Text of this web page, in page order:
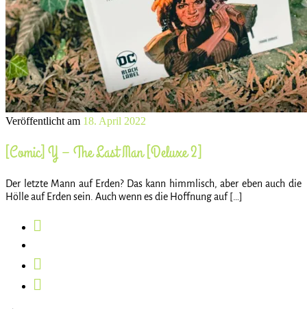
Veröffentlicht am 18. April 2022
[Comic] Y – The Last Man [Deluxe 2]
Der letzte Mann auf Erden? Das kann himmlisch, aber eben auch die
Hölle auf Erden sein. Auch wenn es die Hoffnung auf […]